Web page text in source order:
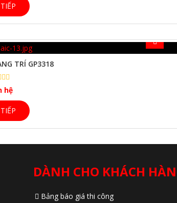
TRÍ GP3318
hệ
DÀNH CHO KHÁCH
Bảng báo giá thi công